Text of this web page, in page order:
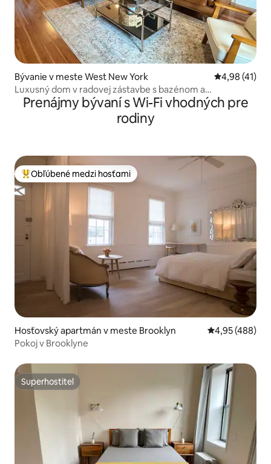
Bývanie v meste West New York Priemerné
4,98 (41)
Luxusný dom v radovej zástavbe s bazénom a
parkovaním.
Prenájmy bývaní s Wi-Fi vhodných pre
rodiny
Najobľúbenejšie medzi hosťami
Obľúbené medzi hosťami
Hosťovský apartmán v meste Brooklyn Priemerné
4,95 (488)
Pokoj v Brooklyne
Superhostiteľ
Superhostiteľ